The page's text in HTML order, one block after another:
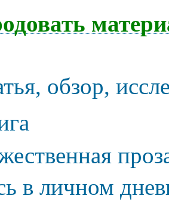
обзор,
в личном